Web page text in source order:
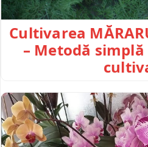
Cultivarea
– Metodă